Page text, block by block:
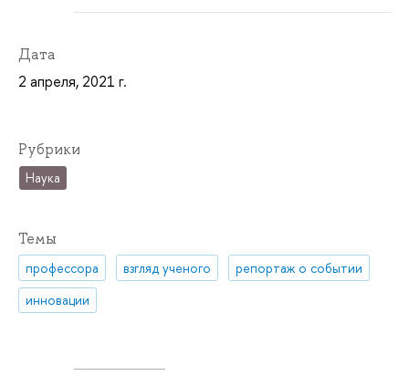
Дата
2 апреля, 2021 г.
Рубрики
Наука
Темы
профессора взгляд ученого
репортаж о событии
инновации